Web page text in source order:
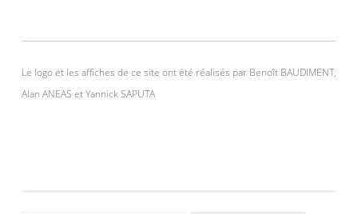
Le logo et les affiches de ce site ont été réalisés par Benoît BAUDIMENT,
Alan ANEAS et Yannick SAPUTA